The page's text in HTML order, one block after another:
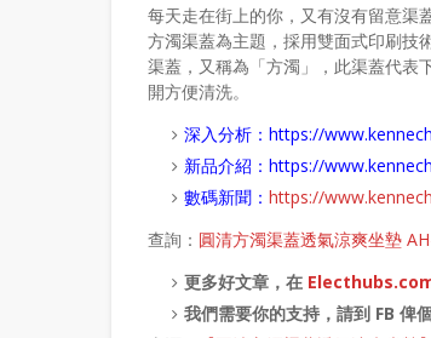
每天走在街上的你，又有沒有留意渠
方濁渠蓋為主題，採用雙面式印刷技
渠蓋，又稱為「方濁」，此渠蓋代表
開方便清洗。
深入分析： https://
新品介紹： https://
數碼新聞： https://
查詢： 圓清方濁渠蓋透氣涼爽坐墊
更多好文章，在
我們需要你的支持，請到 FB 俾